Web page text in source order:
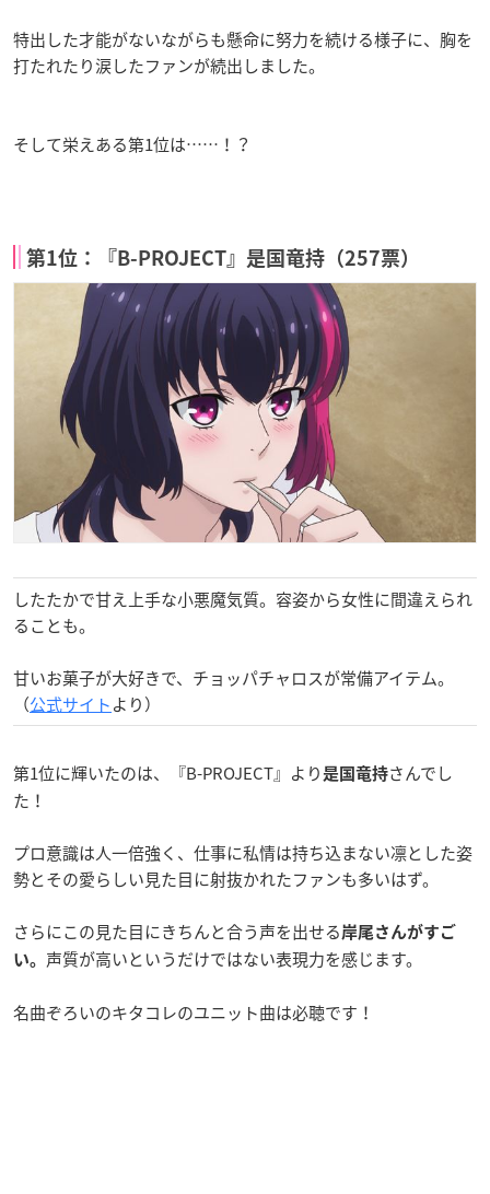
特出した才能がないながらも懸命に努力を続ける様子に、胸を
打たれたり涙したファンが続出しました。
そして栄えある第1位は……！？
第1位：『B-PROJECT』是国竜持（257票）
したたかで甘え上手な小悪魔気質。容姿から女性に間違えられ
ることも。
甘いお菓子が大好きで、チョッパチャロスが常備アイテム。
（公式サイトより）
第1位に輝いたのは、『B-PROJECT』より 是国竜持さんでし
た！
プロ意識は人一倍強く、仕事に私情は持ち込まない凛とした姿
勢とその愛らしい見た目に射抜かれたファンも多いはず。
さらにこの見た目にきちんと合う声を出せる 岸尾さんがすご
い。 声質が高いというだけではない表現力を感じます。
名曲ぞろいのキタコレのユニット曲は必聴です！